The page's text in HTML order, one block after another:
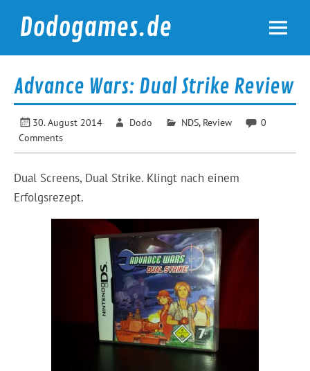
contentDodogames.de
Advance Wars: Dual Strike Review
30. August 2014 Dodo NDS, Review
0
Comments
Dual Screens, Dual Strike. Klingt nach einem
Erfolgsrezept.